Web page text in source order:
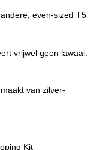
te
-, 8 - of 10 lampen
armaturen in deze
het 8-brander,
even-sized T5
vrijwel geen lawaai.
van zilver-
Kit